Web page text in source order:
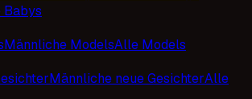
Männliche ModelsAlle Models
Männliche neue GesichterAlle